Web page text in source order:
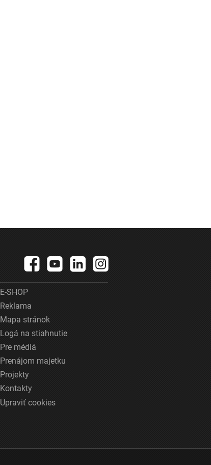
E-SHOP
Reklama
Mapa stránok
Logá na stiahnutie
Pre médiá
Prenájom majetku
Projekty
Kontakty
Upraviť cookies